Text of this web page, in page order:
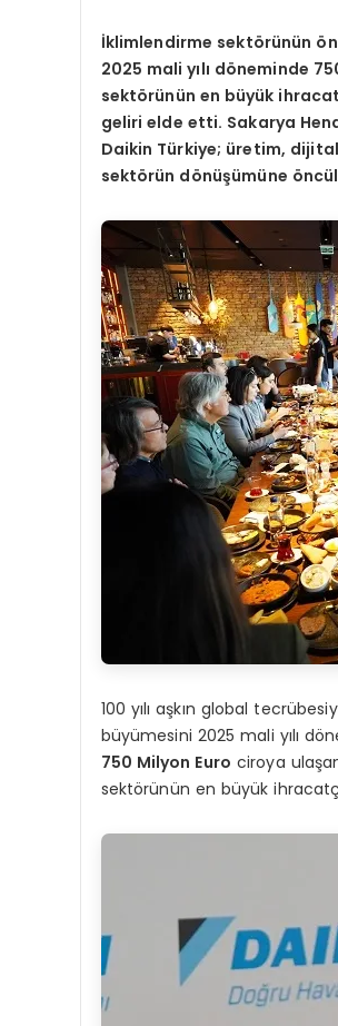
İklimlendirme sektörünün
2025 mali yılı döneminde
sektörünün en büyük
geliri elde etti. Sakarya
Daikin Türkiye; üretim,
sektörün dönüşümüne
100 yılı aşkın global
büyümesini 2025 mali yılı
750 Milyon Euro ciroya
sektörünün en büyük